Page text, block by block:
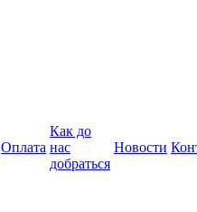
Оплата
Как до
нас
добраться
Новости